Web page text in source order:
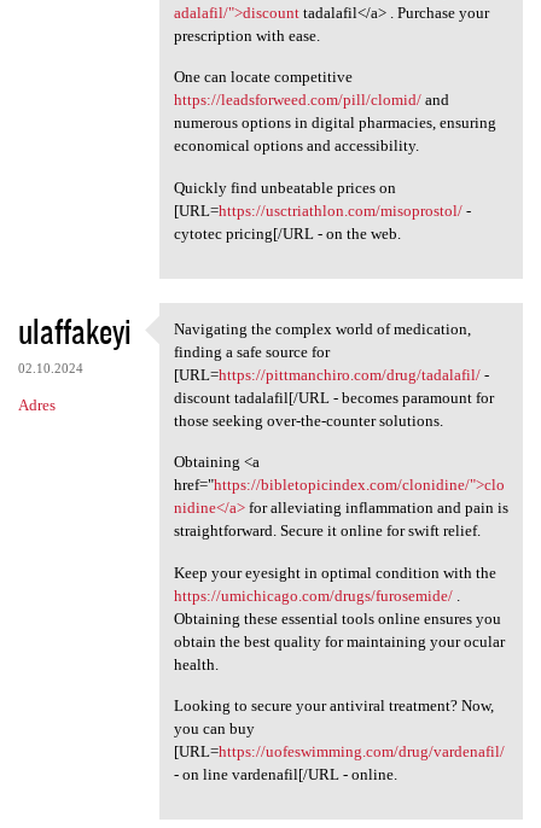
adalafil/">discounttadalafil</a> . Purchase your
prescription with ease.
One can locate competitive
https://leadsforweed.com/pill/clomid/and
numerous options in digital pharmacies, ensuring
economical options and accessibility.
Quickly find unbeatable prices on
[URL=https://usctriathlon.com/misoprostol/-
cytotec pricing[/URL - on the web.
ulaffakeyi
02.10.2024
Adres
Navigating the complex world
Navigating the complex world of medication,
finding a safe source for
[URL=https://pittmanchiro.com/drug/tadalafil/-
discount tadalafil[/URL - becomes paramount for
those seeking over-the-counter solutions.
Obtaining <a
href="https://bibletopicindex.com/clonidine/">clo
nidine</a>for alleviating inflammation and pain is
straightforward. Secure it online for swift relief.
Keep your eyesight in optimal condition with the
https://umichicago.com/drugs/furosemide/.
Obtaining these essential tools online ensures you
obtain the best quality for maintaining your ocular
health.
Looking to secure your antiviral treatment? Now,
you can buy
[URL=https://uofeswimming.com/drug/vardenafil/
- on line vardenafil[/URL - online.